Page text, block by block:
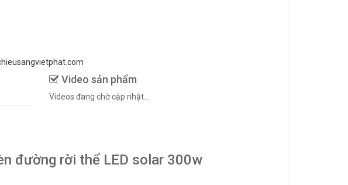
Video sản phẩm
Videos đang chờ cập nhật...
đường rời thể LED solar 300w